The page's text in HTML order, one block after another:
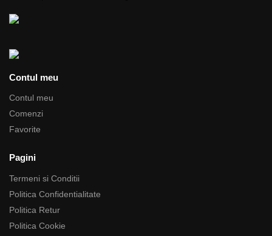
Contul meu
Contul meu
Comenzi
Favorite
Pagini
Termeni si Conditii
Politica Confidentialitate
Politica Retur
Politica Cookie